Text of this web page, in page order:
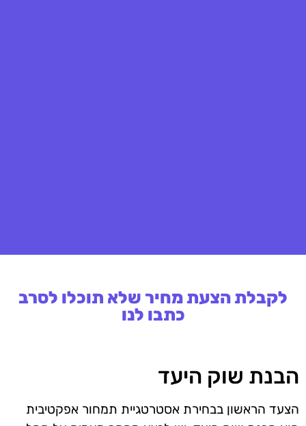
לקבלת הצעת מחיר שלא תוכלו לסרב
כתבו לנו
הבנת שוק היעד
הצעד הראשון בבחירת אסטרטגיית תמחור אפקטיבית